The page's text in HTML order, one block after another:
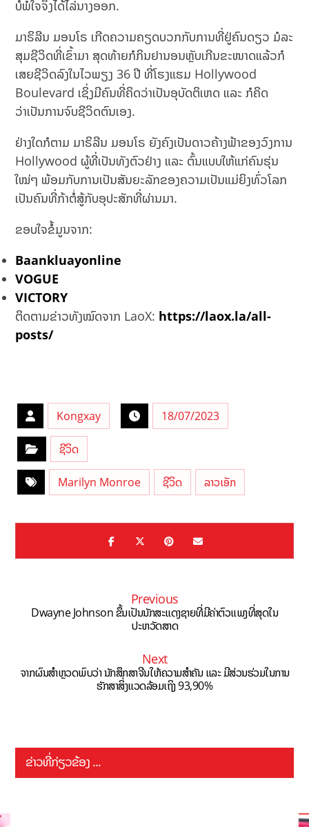
ບໍ່ພໍໃຈຈຶ່ງໄດ້ໄລ່ນາງອອກ.
ມາຣິລີນ ມອນໂຣ ເກີດຄວາມຄຽດບວກກັບການທີ່ຢູ່ຄົນດຽວ ມໍລະ
ສຸມຊີວິດທີ່ເຂົ້າມາ ສຸດທ້າຍກໍກິນຢານອນຫຼັບເກີນຂະໜາດແລ້ວກໍ
ເສຍຊີວິດລົງໃນໄວພຽງ 36 ປີ ທີ່ໂຮງແຮມ Hollywood
Boulevard ເຊິ່ງມີຄົນທີ່ຄິດວ່າເປັນອຸບັດຕິເຫດ ແລະ ກໍຄິດ
ວ່າເປັນການຈົບຊີວິດຕົນເອງ.
ຢ່າງໃດກໍຕາມ ມາຣິລີນ ມອນໂຣ ຍັງຄົງເປັນດາວຄ້າງຟ້າຂອງວົງການ
Hollywood ຜູ້ທີ່ເປັນທັງຕົວຢ່າງ ແລະ ຕົ້ນແບບໃຫ້ແກ່ຄົນຮຸ່ນ
ໃໝ່ໆ ພ້ອມກັບການເປັນສັນຍະລັກຂອງຄວາມເປັນແມ່ຍິງທົ່ວໂລກ
ເປັນຄົນທີ່ກ້າຕໍ່ສູ້ກັບອຸປະສັກທີ່ຜ່ານມາ.
ຂອບໃຈຂໍ້ມູນຈາກ:
Baankluayonline
VOGUE
VICTORY
ຕິດຕາມຂ່າວທັງໝົດຈາກ LaoX: https://laox.la/all-
posts/
Kongxay 18/07/2023
ຊີວິດ
Marilyn Monroe ຊີວິດ ລາວເອັກ
Previous
Dwayne Johnson ຂຶ້ນເປັນນັກສະແດງຊາຍທີ່ມີຄ່າຕົວແພງທີ່ສຸດໃນ
ປະຫວັດສາດ
Next
ຈາກຜົນສຳຫຼວດພົບວ່າ ນັກສຶກສາຈີນໃຫ້ຄວາມສຳຄັນ ແລະ ມີສ່ວນຮ່ວມໃນການ
ຮັກສາສິ່ງແວດລ້ອມເຖິງ 93,90%
ຂ່າວທີ່ກ່ຽວຂ້ອງ ...